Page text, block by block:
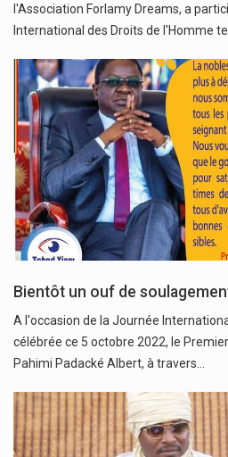
l'Association Forlamy Dreams, a
International des Droits de l'Homme
Bientôt un ouf de
A l'occasion de la Journée
célébrée ce 5 octobre 2022, le
Pahimi Padacké Albert, à travers…